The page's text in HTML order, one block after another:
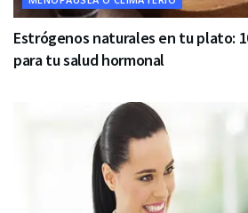
Estrógenos naturales en tu plato:
para tu salud hormonal